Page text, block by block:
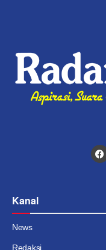
Kanal
News
Redaksi